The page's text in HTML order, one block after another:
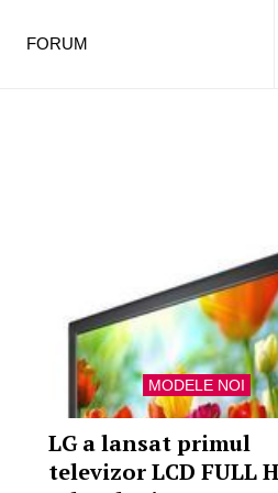
MODELE NOI
LG a lansat primul
televizor LCD FULL
FORUM